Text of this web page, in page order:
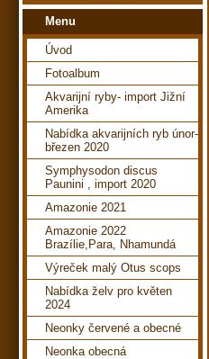
Menu
Úvod
Fotoalbum
Akvarijní ryby- import Jižní
Amerika
Nabídka akvarijních ryb únor-
březen 2020
Symphysodon discus
Paunini , import 2020
Amazonie 2021
Amazonie 2022
Brazílie,Para, Nhamundá
Výreček malý Otus scops
Nabídka želv pro květen
2024
Neonky červené a obecné
Neonka obecná